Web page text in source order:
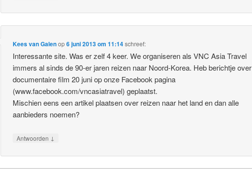
Kees van Galenop6 juni 2013 om 11:14schreef:
Interessante site. Was er zelf 4 keer. We organiseren als VNC Asia Travel
immers al sinds de 90-er jaren reizen naar Noord-Korea. Heb berichtje over
documentaire film 20 juni op onze Facebook pagina
(www.facebook.com/vncasiatravel) geplaatst.
Mischien eens een artikel plaatsen over reizen naar het land en dan alle
aanbieders noemen?
Antwoorden ↓